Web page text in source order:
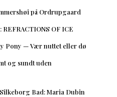
på Ordrupgaard
OF ICE
Pony — Vær nuttet eller dø
og sundt uden
Bad: Maria Dubin